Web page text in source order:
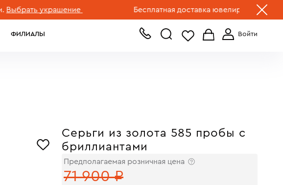
украшение Бесплатная доставка ювелирных изделий по
+7 (499) 519-00-00
ФИЛИАЛЫ
Серьги из золота 585 пробы с
бриллиантами
Предполагаемая розничная цена
71 900 ₽